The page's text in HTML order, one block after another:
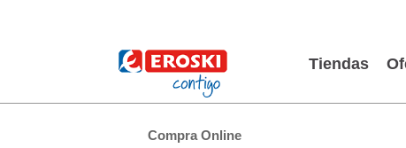
Tiendas
Compra Online